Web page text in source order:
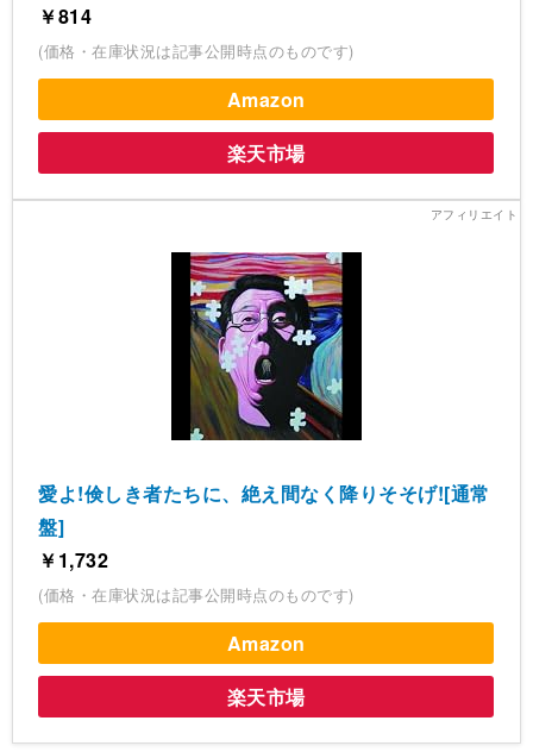
￥814
(価格・在庫状況は記事公開時点のものです)
Amazon
楽天市場
愛よ!倹しき者たちに、絶え間なく降りそそげ![通常
盤]
￥1,732
(価格・在庫状況は記事公開時点のものです)
Amazon
楽天市場